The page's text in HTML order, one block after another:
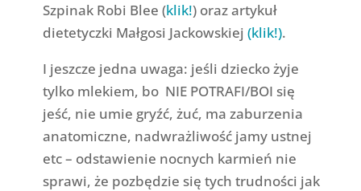
Szpinak Robi Blee (klik!) oraz artykuł
dietetyczki Małgosi Jackowskiej(klik!).
I jeszcze jedna uwaga: jeśli dziecko żyje
tylko mlekiem, bo NIE POTRAFI/BOI się
jeść, nie umie gryźć, żuć, ma zaburzenia
anatomiczne, nadwrażliwość jamy ustnej
etc – odstawienie nocnych karmień nie
sprawi, że pozbędzie się tych trudności jak